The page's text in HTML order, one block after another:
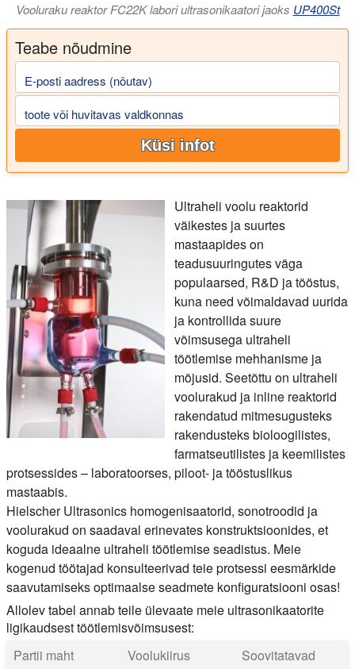
Vooluraku reaktor FC22K labori ultrasonikaatori jaoks UP400St
Teabe nõudmine
E-posti aadress (nõutav)
toote või huvitavas valdkonnas
Küsi infot
Ultraheli voolu reaktorid
väikestes ja suurtes
mastaapides on
teadusuuringutes väga
populaarsed, R&D ja tööstus,
kuna need võimaldavad uurida
ja kontrollida suure
võimsusega ultraheli
töötlemise mehhanisme ja
mõjusid. Seetõttu on ultraheli
voolurakud ja inline reaktorid
rakendatud mitmesugusteks
rakendusteks bioloogilistes,
farmatseutilistes ja keemilistes
protsessides – laboratoorses, piloot- ja tööstuslikus
mastaabis.
Hielscher Ultrasonics homogenisaatorid, sonotroodid ja
voolurakud on saadaval erinevates konstruktsioonides, et
koguda ideaalne ultraheli töötlemise seadistus. Meie
kogenud töötajad konsulteerivad teie protsessi eesmärkide
saavutamiseks optimaalse seadmete konfiguratsiooni osas!
Allolev tabel annab teile ülevaate meie ultrasonikaatorite
ligikaudsest töötlemisvõimsusest:
Partii maht
Voolukiirus
Soovitatavad